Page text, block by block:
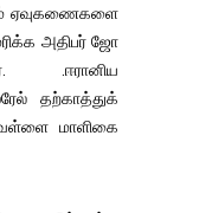
ஏவுகணைகளை
அதிபர் ஜோ
.ஈரானிய
தற்காத்துக்
மாளிகை